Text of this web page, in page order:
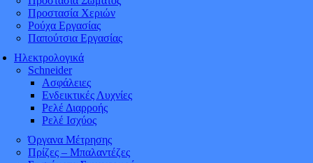
Προστασία Χεριών
Ρούχα Εργασίας
Παπούτσια Εργασίας
Ηλεκτρολογικά
Schneider
Ασφάλειες
Ενδεικτικές Λυχνίες
Ρελέ Διαρροής
Ρελέ Ισχύος
Όργανα Μέτρησης
Πρίζες – Μπαλαντέζες